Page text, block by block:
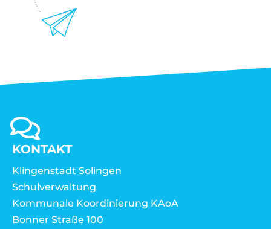
KONTAKT
Klingenstadt Solingen
Schulverwaltung
Kommunale Koordinierung KAoA
Bonner Straße 100